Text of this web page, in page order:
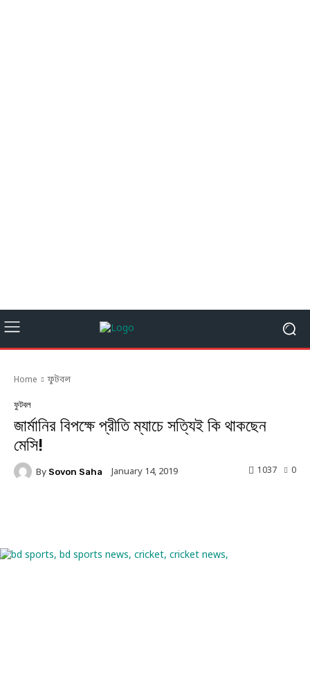
Home ফুটবল
ফুটবল
জার্মানির বিপক্ষে প্রীতি ম্যাচে সত্যিই কি থাকছেন
মেসি!
By Sovon Saha January 14, 2019 0
1037